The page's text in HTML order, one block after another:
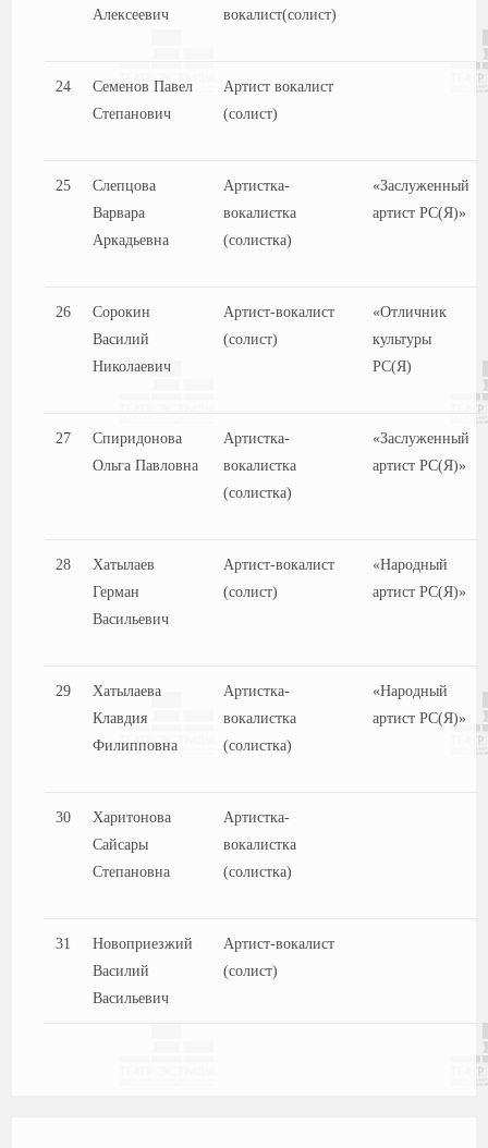
Алексеевич вокалист(солист)
24
Семенов Павел
Степанович
Артист вокалист
(солист)
25
Слепцова
Варвара
Аркадьевна
Артистка-
вокалистка
(солистка)
«Заслуженный
артист РС(Я)»
26
Сорокин
Василий
Николаевич
Артист-вокалист
(солист)
«Отличник
культуры
РС(Я)
27
Спиридонова
Ольга Павловна
Артистка-
вокалистка
(солистка)
«Заслуженный
артист РС(Я)»
28
Хатылаев
Герман
Васильевич
Артист-вокалист
(солист)
«Народный
артист РС(Я)»
29
Хатылаева
Клавдия
Филипповна
Артистка-
вокалистка
(солистка)
«Народный
артист РС(Я)»
30
Харитонова
Сайсары
Степановна
Артистка-
вокалистка
(солистка)
31
Новоприезжий
Василий
Васильевич
Артист-вокалист
(солист)